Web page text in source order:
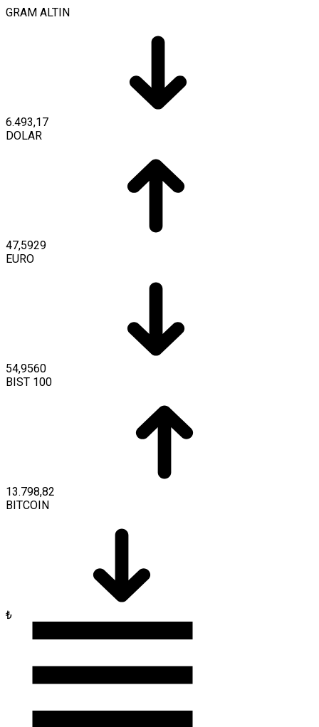
GRAM ALTIN
6.493,17
DOLAR
47,5929
EURO
54,9560
BIST 100
13.798,82
BITCOIN
₺